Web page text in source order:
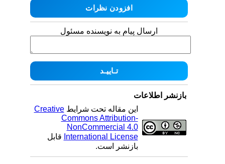
ارسال پیام به نویسنده مسئول
بازنشر اطلاعات
این مقاله تحت شرایطCreative
Commons Attribution-
NonCommercial 4.0
International Licenseقابل
بازنشر است.